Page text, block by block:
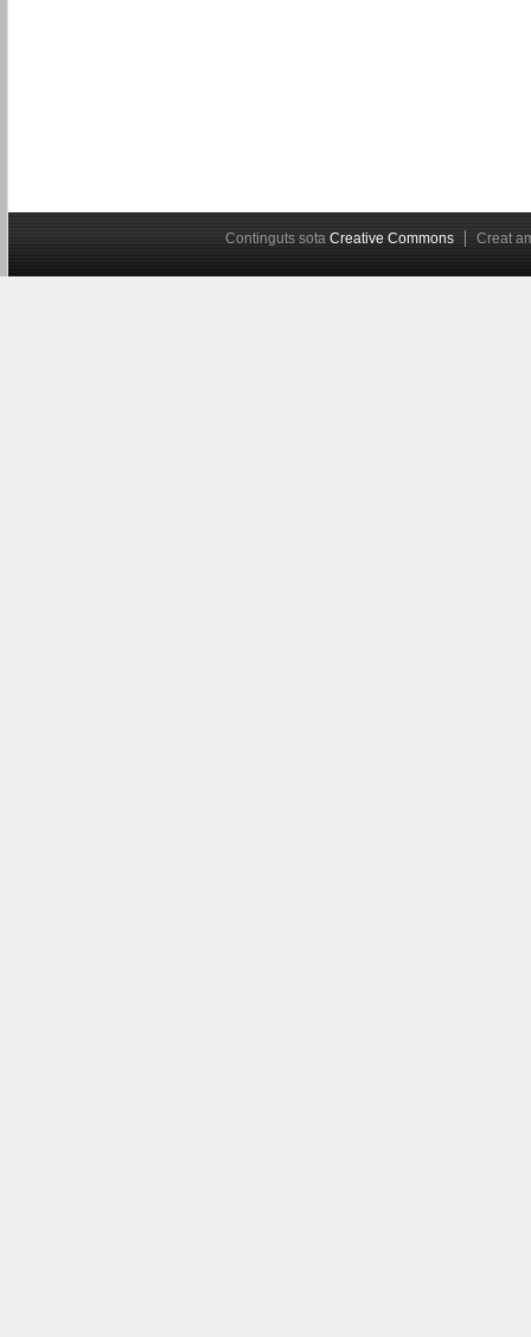
Continguts sota Creative Commons Creat